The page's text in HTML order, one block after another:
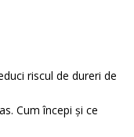
riscul de dureri de
Cum începi și ce